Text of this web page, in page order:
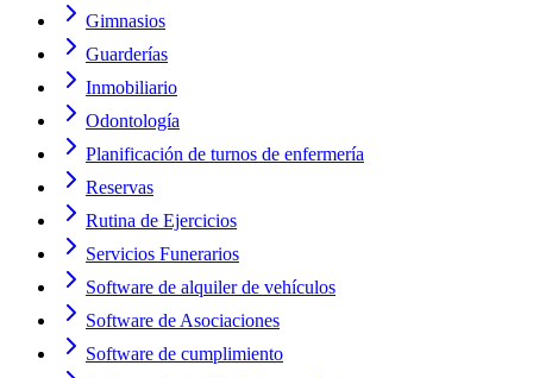
Gimnasios
Guarderías
Inmobiliario
Odontología
Planificación de turnos de enfermería
Reservas
Rutina de Ejercicios
Servicios Funerarios
Software de alquiler de vehículos
Software de Asociaciones
Software de cumplimiento